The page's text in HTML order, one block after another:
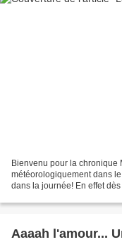
Bienvenu pour la chronique
météorologiquement dans
dans la journée! En effet
Aaaah l'amour...